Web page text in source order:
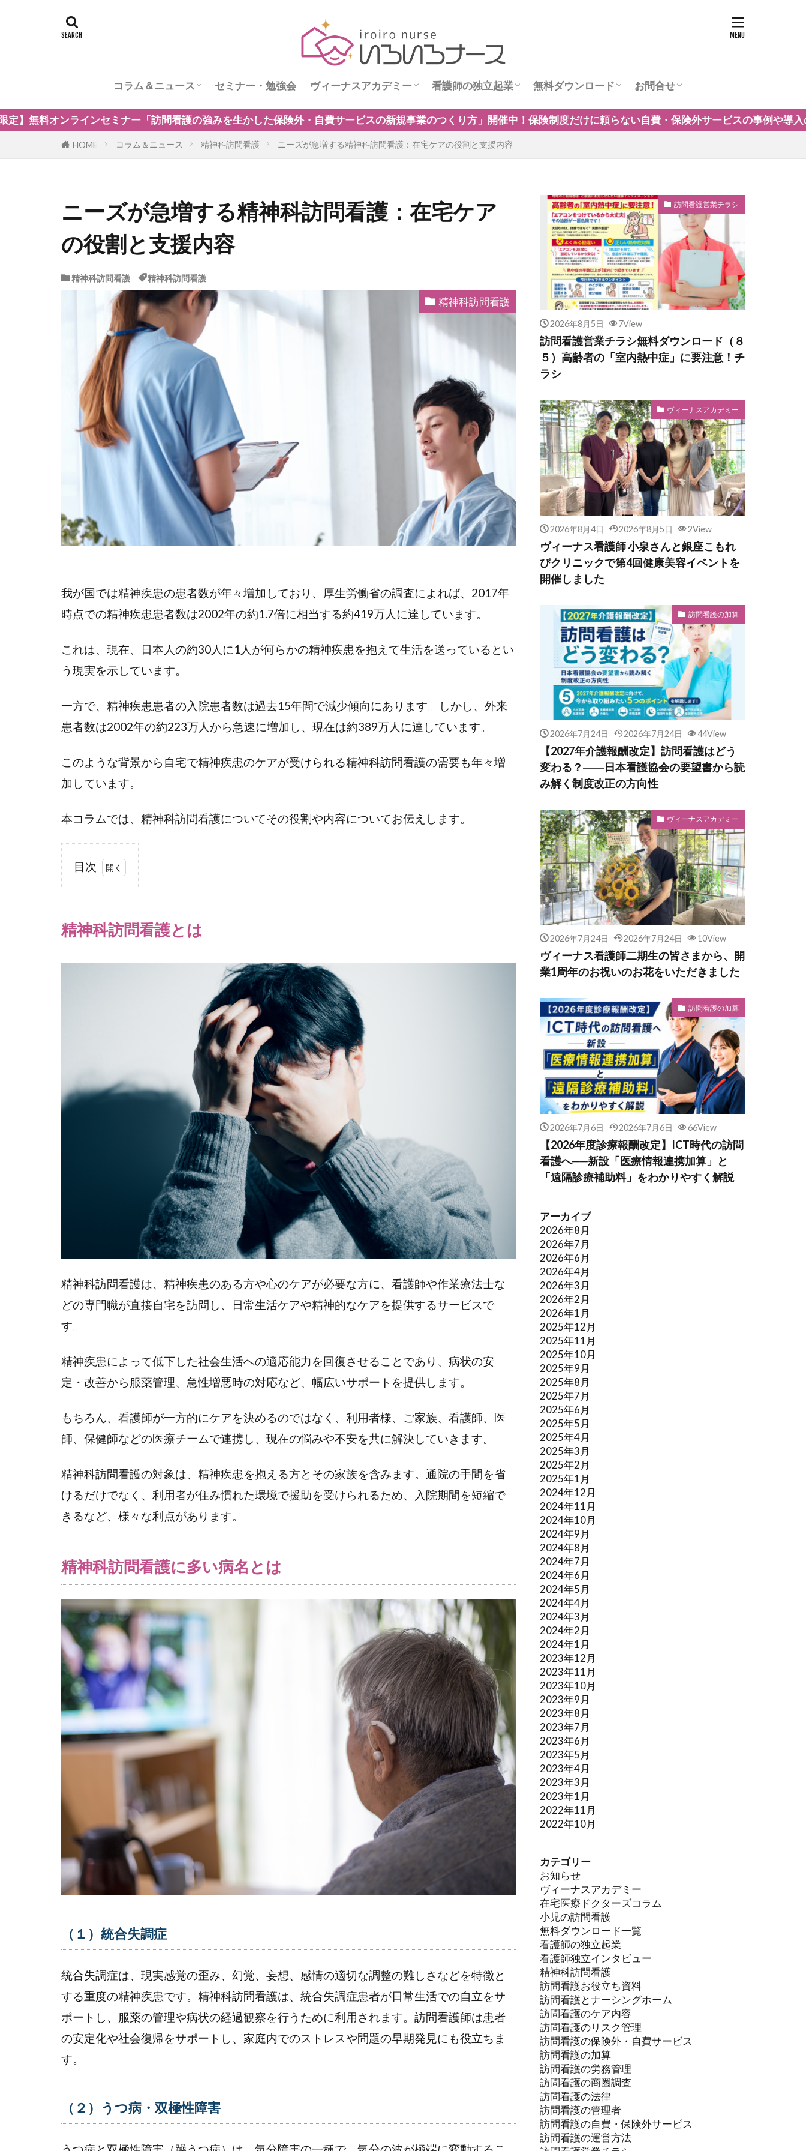
コラム＆ニュース
訪問看護のケア内容
訪問看護の管理者の役割
訪問看護のリスク管理
訪問看護の加算
訪問看護とナーシングホーム
訪問看護の自費・保険外サービス
訪問看護師のウェルビーング
小児の訪問看護
精神科訪問看護
訪問看護の法律
訪問看護師のマネジメント
セミナー・勉強会 ヴィーナスアカデミー
ヴィーナスニュース
看護師の独立起業
看護師独立インタビュー
無料ダウンロード
営業チラシテンプレート
訪問看護お役立ち資料
訪問看護の商圏調査
お問合せ
運営会社
看護の強みを生かした保険外・自費サービスの新規事業のつくり方」開催中！保険制度だけに頼らない自費・保険外サービスの事例や導入の考え方を解説します。参加は
HOME コラム＆ニュース 精神科訪問看護 ニーズが急増する精神科訪問看護：在宅ケアの役割と支援内容
ニーズが急増する精神科訪問看護：在宅ケア
の役割と支援内容
精神科訪問看護 精神科訪問看護
精神科訪問看護
我が国では精神疾患の患者数が年々増加しており、厚生労働省の調査によれば、2017年
時点での精神疾患患者数は2002年の約1.7倍に相当する約419万人に達しています。
これは、現在、日本人の約30人に1人が何らかの精神疾患を抱えて生活を送っているとい
う現実を示しています。
一方で、精神疾患患者の入院患者数は過去15年間で減少傾向にあります。しかし、外来
患者数は2002年の約223万人から急速に増加し、現在は約389万人に達しています。
このような背景から自宅で精神疾患のケアが受けられる精神科訪問看護の需要も年々増
加しています。
本コラムでは、精神科訪問看護についてその役割や内容についてお伝えします。
目次
1
科
訪
問
科
は
2.1
（１）
統合失
2.2
（２）
うつ
極性障
（３）
ール依
存症・
2.4
（４）
発達障
害（自
閉症、
アスペ
ルガー
症候
群、
ADHD）
3
精
看
護
利
用
さ
る
は
3.1
(1) 精
患と
3.2
神科
精神科訪問看護とは
精神科訪問看護は、精神疾患のある方や心のケアが必要な方に、看護師や作業療法士な
どの専門職が直接自宅を訪問し、日常生活ケアや精神的なケアを提供するサービスで
す。
精神疾患によって低下した社会生活への適応能力を回復させることであり、病状の安
定・改善から服薬管理、急性増悪時の対応など、幅広いサポートを提供します。
もちろん、看護師が一方的にケアを決めるのではなく、利用者様、ご家族、看護師、医
師、保健師などの医療チームで連携し、現在の悩みや不安を共に解決していきます。
精神科訪問看護の対象は、精神疾患を抱える方とその家族を含みます。通院の手間を省
けるだけでなく、利用者が住み慣れた環境で援助を受けられるため、入院期間を短縮で
きるなど、様々な利点があります。
精神科訪問看護に多い病名とは
（１）統合失調症
統合失調症は、現実感覚の歪み、幻覚、妄想、感情の適切な調整の難しさなどを特徴と
する重度の精神疾患です。精神科訪問看護は、統合失調症患者が日常生活での自立をサ
ポートし、服薬の管理や病状の経過観察を行うために利用されます。訪問看護師は患者
の安定化や社会復帰をサポートし、家庭内でのストレスや問題の早期発見にも役立ちま
す。
（２）うつ病・双極性障害
訪問看護営業チラシ
2026年8月5日 7View
訪問看護営業チラシ無料ダウンロード（８
５）高齢者の「室内熱中症」に要注意！チ
ラシ
ヴィーナスアカデミー
2026年8月4日 2026年8月5日 2View
ヴィーナス看護師 小泉さんと銀座こもれ
びクリニックで第4回健康美容イベントを
開催しました
訪問看護の加算
2026年7月24日 2026年7月24日 44View
【2027年介護報酬改定】訪問看護はどう
変わる？――日本看護協会の要望書から読
み解く制度改正の方向性
ヴィーナスアカデミー
2026年7月24日 2026年7月24日 10View
ヴィーナス看護師二期生の皆さまから、開
業1周年のお祝いのお花をいただきました
訪問看護の加算
2026年7月6日 2026年7月6日 66View
【2026年度診療報酬改定】ICT時代の訪問
看護へ──新設「医療情報連携加算」と
「遠隔診療補助料」をわかりやすく解説
アーカイブ
2026年8月
2026年7月
2026年6月
2026年4月
2026年3月
2026年2月
2026年1月
2025年12月
2025年11月
2025年10月
2025年9月
2025年8月
2025年7月
2025年6月
2025年5月
2025年4月
2025年3月
2025年2月
2025年1月
2024年12月
2024年11月
2024年10月
2024年9月
2024年8月
2024年7月
2024年6月
2024年5月
2024年4月
2024年3月
2024年2月
2024年1月
2023年12月
2023年11月
2023年10月
2023年9月
2023年8月
2023年7月
2023年6月
2023年5月
2023年4月
2023年3月
2023年1月
2022年11月
2022年10月
カテゴリー
お知らせ
ヴィーナスアカデミー
在宅医療ドクターズコラム
小児の訪問看護
無料ダウンロード一覧
看護師の独立起業
看護師独立インタビュー
精神科訪問看護
訪問看護お役立ち資料
訪問看護とナーシングホーム
訪問看護のケア内容
訪問看護のリスク管理
訪問看護の保険外・自費サービス
訪問看護の加算
訪問看護の労務管理
訪問看護の商圏調査
訪問看護の法律
訪問看護の管理者
訪問看護の自費・保険外サービス
訪問看護の運営方法